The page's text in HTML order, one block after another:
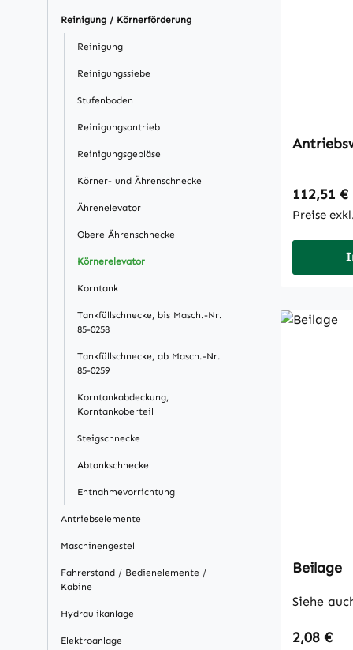
Reinigung / Körnerförderung
Reinigung
Reinigungssiebe
Stufenboden
Reinigungsantrieb
Reinigungsgebläse
Körner- und Ährenschnecke
Ährenelevator
Obere Ährenschnecke
Körnerelevator
Korntank
Tankfüllschnecke, bis Masch.-Nr.
85-0258
Tankfüllschnecke, ab Masch.-Nr.
85-0259
Korntankabdeckung,
Korntankoberteil
Steigschnecke
Abtankschnecke
Entnahmevorrichtung
Antriebselemente
Maschinengestell
Fahrerstand / Bedienelemente /
Kabine
Hydraulikanlage
Elektroanlage
112,51 €
Preise
Beilage
Siehe
2,08 €